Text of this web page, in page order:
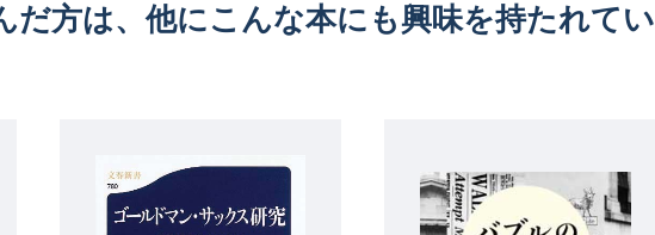
だ方は、他にこんな本にも興味を持たれてい